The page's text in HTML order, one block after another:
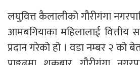
लघुवित्त कैलालीको गौरीगंगा
आमबगियाका महिलालाई वित्तीय
प्रदान गरेको हो । वडा नम्बर २ को